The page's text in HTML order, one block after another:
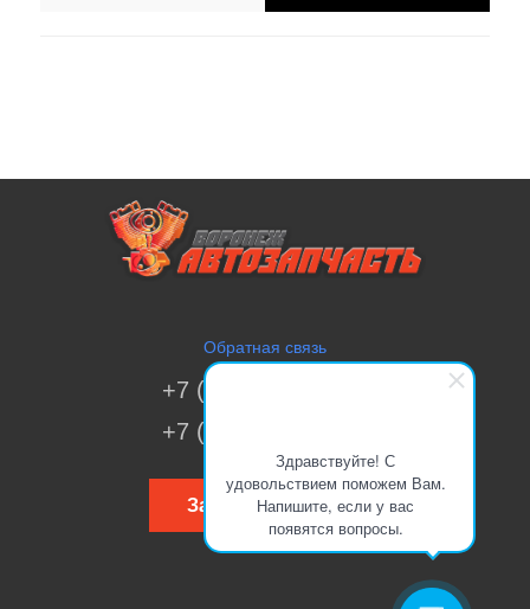
Здравствуйте! С
удовольствием поможем Вам.
Напишите, если у вас
появятся вопросы.
Обратная связь
+7 (473) 269-41-51
+7 (473) 200-70-00
Заказать звонок